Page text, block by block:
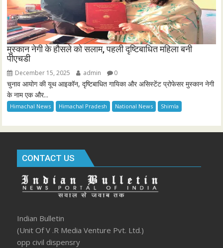
मुस्कान नेगी के हौसले को सलाम, पहली दृष्टिबाधित महिला बनी
पीएचडी
December 15, 2025 admin 0
चुनाव आयोग की यूथ आइकॉन, दृष्टिबाधित गायिका और असिस्टेंट प्रोफेसर मुस्कान नेगी
के नाम एक और...
Himachal News Himachal Pradesh National News Shimla
CONTACT US
Indian Bulletin
(Unit Of V .R Media Venture Pvt. Ltd.)
opp civil dispensry